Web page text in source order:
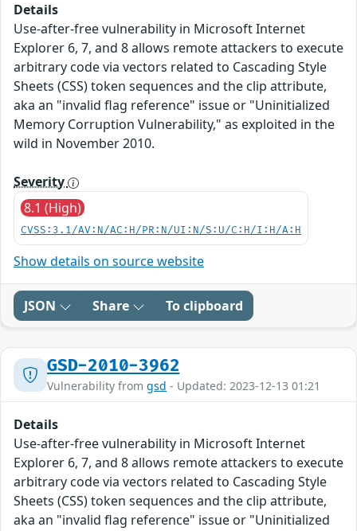
Details
Use-after-free vulnerability in Microsoft Internet
Explorer 6, 7, and 8 allows remote attackers to execute
arbitrary code via vectors related to Cascading Style
Sheets (CSS) token sequences and the clip attribute,
aka an "invalid flag reference" issue or "Uninitialized
Memory Corruption Vulnerability," as exploited in the
wild in November 2010.
Severity
8.1 (High)
CVSS:3.1/AV:N/AC:H/PR:N/UI:N/S:U/C:H/I:H/A:H
Show details on source website
JSON Share To clipboard
GSD-2010-3962
Vulnerability from gsd - Updated: 2023-12-13 01:21
Details
Use-after-free vulnerability in Microsoft Internet
Explorer 6, 7, and 8 allows remote attackers to execute
arbitrary code via vectors related to Cascading Style
Sheets (CSS) token sequences and the clip attribute,
aka an "invalid flag reference" issue or "Uninitialized